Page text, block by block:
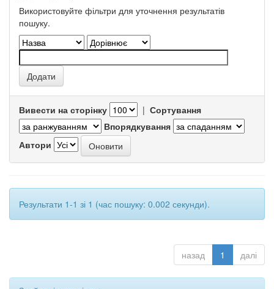
Використовуйте фільтри для уточнення результатів
пошуку.
Вивести на сторінку | Сортування
Впорядкування
Автори
Результати 1-1 зі 1 (час пошуку: 0.002 секунди).
назад 1 далі